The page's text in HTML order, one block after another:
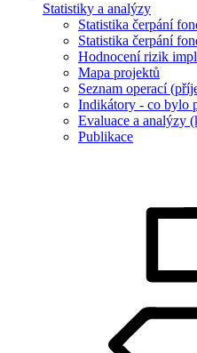
Statistiky a analýzy
Statistika čerpání
Statistika čerpání
Hodnocení rizik
Mapa projektů
Seznam operací
Indikátory - co bylo
Evaluace a analýzy
Publikace